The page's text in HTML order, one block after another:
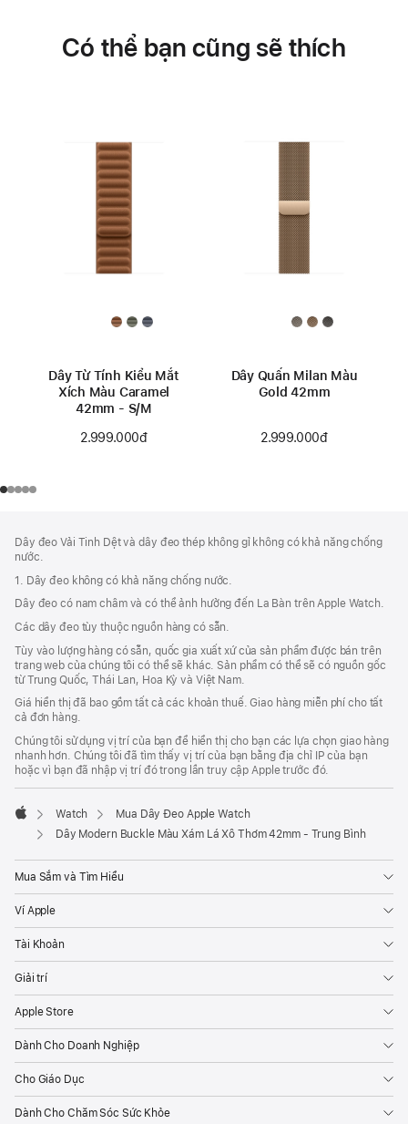
Có thể bạn cũng sẽ thích
Dây Từ Tính Kiểu Mắt
Xích Màu Caramel
42mm - S/M
2.999.000đ
Dây Quấn Milan Màu
Gold 42mm
2.999.000đ
Thích
Chân
Trang
thích
Dây đeo Vải Tinh Dệt và dây đeo thép không gỉ không có khả năng chống
nước.
1. Dây đeo không có khả năng chống nước.
Dây đeo có nam châm và có thể ảnh hưởng đến La Bàn trên Apple Watch.
Các dây đeo tùy thuộc nguồn hàng có sẵn.
Tùy vào lượng hàng có sẵn, quốc gia xuất xứ của sản phẩm được bán trên
trang web của chúng tôi có thể sẽ khác. Sản phẩm có thể sẽ có nguồn gốc
từ Trung Quốc, Thái Lan, Hoa Kỳ và Việt Nam.
Giá hiển thị đã bao gồm tất cả các khoản thuế. Giao hàng miễn phí cho tất
cả đơn hàng.
Chúng tôi sử dụng vị trí của bạn để hiển thị cho bạn các lựa chọn giao hàng
nhanh hơn. Chúng tôi đã tìm thấy vị trí của bạn bằng địa chỉ IP của bạn
hoặc vì bạn đã nhập vị trí đó trong lần truy cập Apple trước đó.
Apple
Watch
Mua Dây Đeo Apple Watch
Dây Modern Buckle Màu Xám Lá Xô Thơm 42mm - Trung Bình
Mua Sắm và Tìm Hiểu
Ví Apple
Tài Khoản
Giải trí
Apple Store
Dành Cho Doanh Nghiệp
Cho Giáo Dục
Dành Cho Chăm Sóc Sức Khỏe